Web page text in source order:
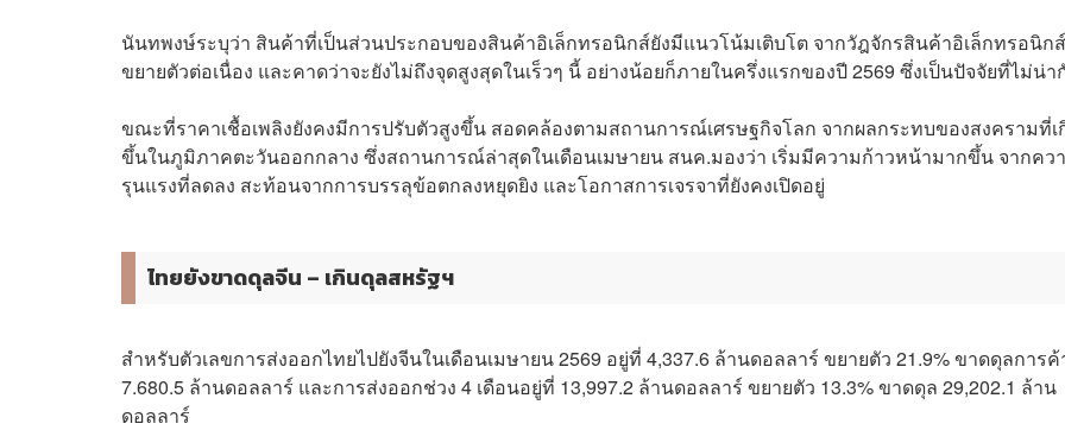
นันทพงษ์ระบุว่า สินค้าที่เป็นส่วนประกอบของสินค้าอิเล็กทรอนิกส์ยังมีแนวโน้มเติบโต จากวัฎจักรสินค้าอิเล็กทรอนิก
ขยายตัวต่อเนื่อง และคาดว่าจะยังไม่ถึงจุดสูงสุดในเร็วๆ นี้ อย่างน้อยก็ภายในครึ่งแรกของปี 2569 ซึ่งเป็นปัจจัยที่ไม่น่า
ขณะที่ราคาเชื้อเพลิงยังคงมีการปรับตัวสูงขึ้น สอดคล้องตามสถานการณ์เศรษฐกิจโลก จากผลกระทบของสงครามที่เ
ขึ้นในภูมิภาคตะวันออกกลาง ซึ่งสถานการณ์ล่าสุดในเดือนเมษายน สนค.มองว่า เริ่มมีความก้าวหน้ามากขึ้น จากคว
รุนแรงที่ลดลง สะท้อนจากการบรรลุข้อตกลงหยุดยิง และโอกาสการเจรจาที่ยังคงเปิดอยู่
ไทยยังขาดดุลจีน – เกินดุลสหรัฐฯ
สำหรับตัวเลขการส่งออกไทยไปยังจีนในเดือนเมษายน 2569 อยู่ที่ 4,337.6 ล้านดอลลาร์ ขยายตัว 21.9% ขาดดุลการค้
7.680.5 ล้านดอลลาร์ และการส่งออกช่วง 4 เดือนอยู่ที่ 13,997.2 ล้านดอลลาร์ ขยายตัว 13.3% ขาดดุล 29,202.1 ล้าน
ดอลลาร์